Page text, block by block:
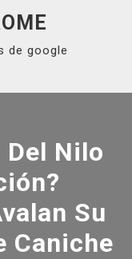
de google
Del Nilo
Su
Caniche